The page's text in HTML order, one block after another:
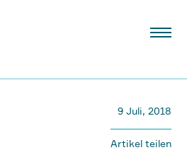
9 Juli, 2018
Artikel teilen